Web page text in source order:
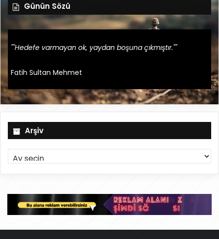
Günün Sözü
""Hedefe varmayan ok, yaydan boşuna çıkmıştır.""
Fatih Sultan Mehmet
Arşiv
r
ş
v